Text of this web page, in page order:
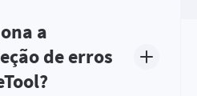
a
de erros